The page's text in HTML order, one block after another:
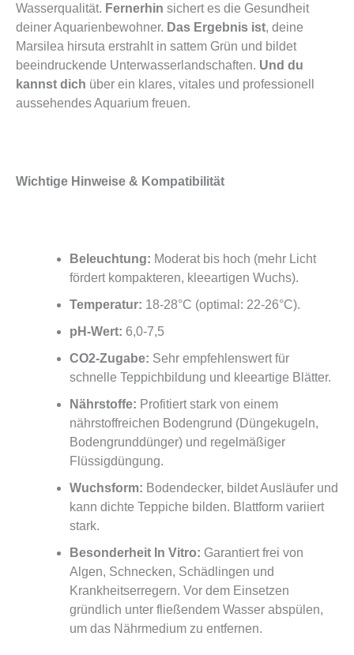
Wasserqualität. Fernerhin sichert es die Gesundheit
deiner Aquarienbewohner. Das Ergebnis ist, deine
Marsilea hirsuta erstrahlt in sattem Grün und bildet
beeindruckende Unterwasserlandschaften. Und du
kannst dich über ein klares, vitales und professionell
aussehendes Aquarium freuen.
Wichtige Hinweise & Kompatibilität
Beleuchtung: Moderat bis hoch (mehr Licht
fördert kompakteren, kleeartigen Wuchs).
Temperatur: 18-28°C (optimal: 22-26°C).
pH-Wert: 6,0-7,5
CO2-Zugabe: Sehr empfehlenswert für
schnelle Teppichbildung und kleeartige Blätter.
Nährstoffe: Profitiert stark von einem
nährstoffreichen Bodengrund (Düngekugeln,
Bodengrunddünger) und regelmäßiger
Flüssigdüngung.
Wuchsform: Bodendecker, bildet Ausläufer und
kann dichte Teppiche bilden. Blattform variiert
stark.
Besonderheit In Vitro: Garantiert frei von
Algen, Schnecken, Schädlingen und
Krankheitserregern. Vor dem Einsetzen
gründlich unter fließendem Wasser abspülen,
um das Nährmedium zu entfernen.